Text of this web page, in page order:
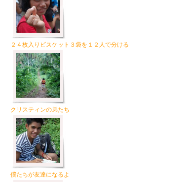
２４枚入りビスケット３袋を１２人で分ける
クリスティンの弟たち
僕たちが友達になるよ